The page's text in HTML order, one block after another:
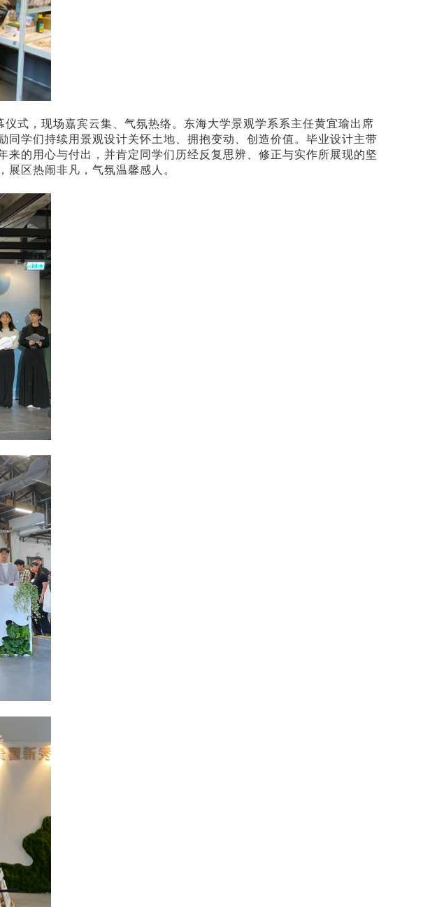
式，现场嘉宾云集、气氛热络。东海大学景观学系系主任黄宜瑜出席
学们持续用景观设计关怀土地、拥抱变动、创造价值。毕业设计主带
的用心与付出，并肯定同学们历经反复思辨、修正与实作所展现的坚
区热闹非凡，气氛温馨感人。